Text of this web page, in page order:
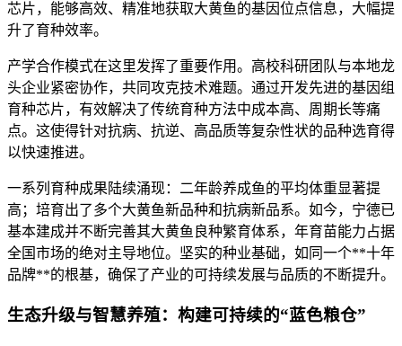
芯片，能够高效、精准地获取大黄鱼的基因位点信息，大幅提
升了育种效率。
产学合作模式在这里发挥了重要作用。高校科研团队与本地龙
头企业紧密协作，共同攻克技术难题。通过开发先进的基因组
育种芯片，有效解决了传统育种方法中成本高、周期长等痛
点。这使得针对抗病、抗逆、高品质等复杂性状的品种选育得
以快速推进。
一系列育种成果陆续涌现：二年龄养成鱼的平均体重显著提
高；培育出了多个大黄鱼新品种和抗病新品系。如今，宁德已
基本建成并不断完善其大黄鱼良种繁育体系，年育苗能力占据
全国市场的绝对主导地位。坚实的种业基础，如同一个**十年
品牌**的根基，确保了产业的可持续发展与品质的不断提升。
生态升级与智慧养殖：构建可持续的“蓝色粮仓”